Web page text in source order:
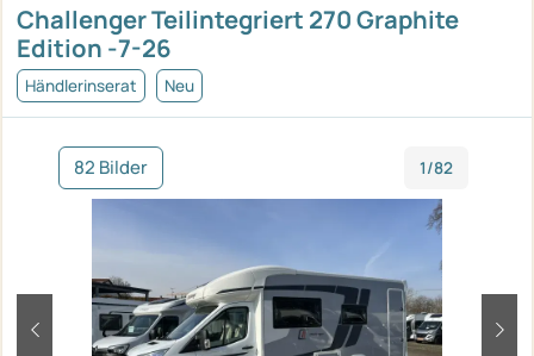
Challenger Teilintegriert 270 Graphite
Edition -7-26
Händlerinserat Neu
82 Bilder 1/82
zurück